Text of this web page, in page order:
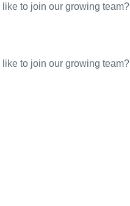
to join our growing team?
to join our growing team?